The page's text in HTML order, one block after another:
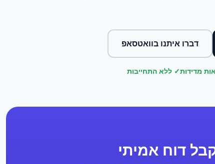
דברו איתנו בוואטסאפ
מדידות✓ ללא התחייבות